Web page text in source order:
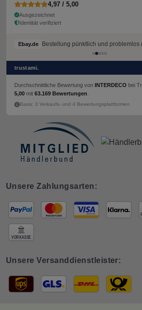
4,97 / 5,00
Ausgezeichnet
Identität verifiziert
Ebay.de Bestellung pünktlich und problemlos
trustami.
Durchschnittliche Bewertung von INTERDECO bei
5,00 mit 63.169 Bewertungen
Basis: 3 Verkaufs- und 4 Bewertungsplattformen
Unsere Zahlungsarten:
Unsere Versanddienstleister: